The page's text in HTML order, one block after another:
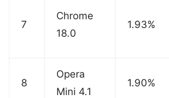
7
Chrome
18.0
1.93%
8
Opera
Mini 4.1
1.90%